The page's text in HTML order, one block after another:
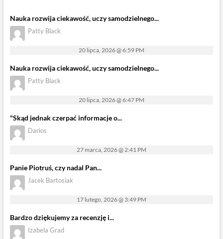
Nauka rozwija ciekawość, uczy samodzielnego...
Patty Black
20 lipca, 2026 @ 6:59 PM
Nauka rozwija ciekawość, uczy samodzielnego...
Patty Black
20 lipca, 2026 @ 6:47 PM
"Skąd jednak czerpać informacje o...
Darios
27 marca, 2026 @ 2:41 PM
Panie Piotruś, czy nadal Pan...
Jacek Bartosiak
17 lutego, 2026 @ 3:49 PM
Bardzo dziękujemy za recenzję i...
Izabela Grad